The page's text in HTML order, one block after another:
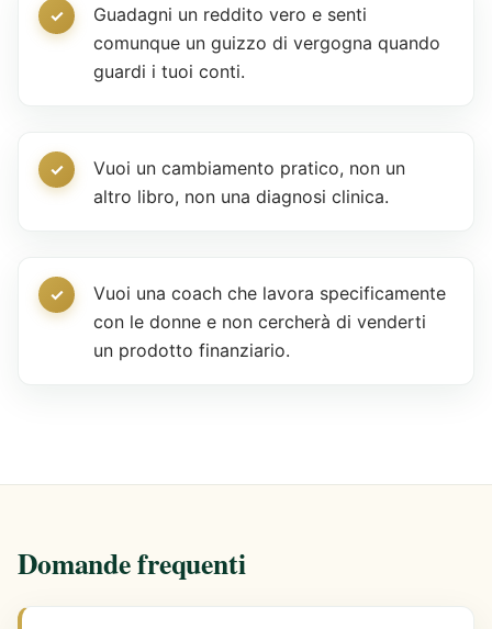
Guadagni un reddito vero e senti
comunque un guizzo di vergogna quando
guardi i tuoi conti.
Vuoi un cambiamento pratico, non un
altro libro, non una diagnosi clinica.
Vuoi una coach che lavora specificamente
con le donne e non cercherà di venderti
un prodotto finanziario.
Domande frequenti